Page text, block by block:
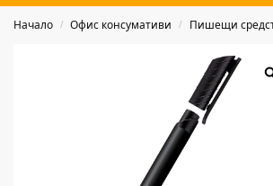
Начало / Офис консумативи / Пишещи